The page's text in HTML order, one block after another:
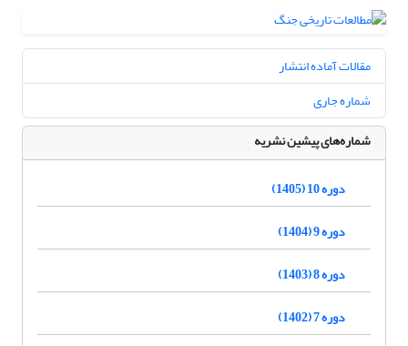
مقالات آماده انتشار
شماره جاری
شماره‌های پیشین نشریه
دوره 10 (1405)
دوره 9 (1404)
دوره 8 (1403)
دوره 7 (1402)